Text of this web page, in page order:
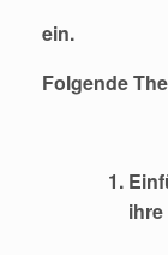
ein.
Folgende